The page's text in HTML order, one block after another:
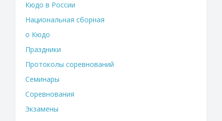
Кюдо в России
Национальная сборная
о Кюдо
Праздники
Протоколы соревнований
Семинары
Соревнования
Экзамены